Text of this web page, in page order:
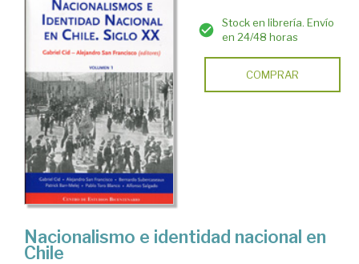
Stock en librería. Envío
en 24/48 horas
COMPRAR
Nacionalismo e identidad nacional en
Chile